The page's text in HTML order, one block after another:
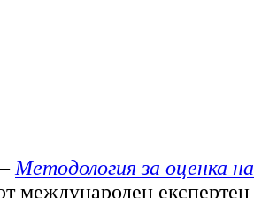
–Методология за оценка
международен